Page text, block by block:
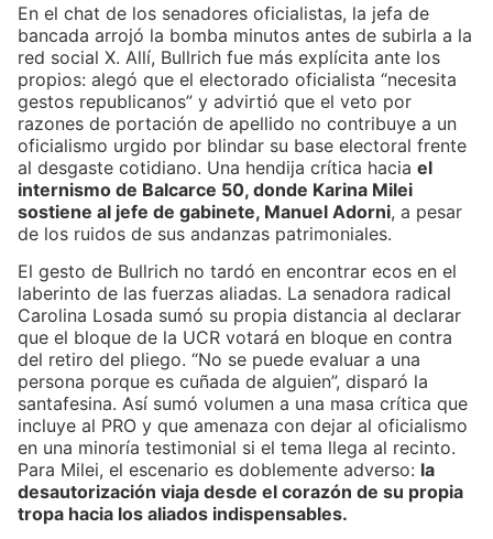
En el chat de los senadores oficialistas, la jefa de
bancada arrojó la bomba minutos antes de subirla a la
red social X. Allí, Bullrich fue más explícita ante los
propios: alegó que el electorado oficialista “necesita
gestos republicanos” y advirtió que el veto por
razones de portación de apellido no contribuye a un
oficialismo urgido por blindar su base electoral frente
al desgaste cotidiano. Una hendija crítica hacia el
internismo de Balcarce 50, donde Karina Milei
sostiene al jefe de gabinete, Manuel Adorni, a pesar
de los ruidos de sus andanzas patrimoniales.
El gesto de Bullrich no tardó en encontrar ecos en el
laberinto de las fuerzas aliadas. La senadora radical
Carolina Losada sumó su propia distancia al declarar
que el bloque de la UCR votará en bloque en contra
del retiro del pliego. “No se puede evaluar a una
persona porque es cuñada de alguien”, disparó la
santafesina. Así sumó volumen a una masa crítica que
incluye al PRO y que amenaza con dejar al oficialismo
en una minoría testimonial si el tema llega al recinto.
Para Milei, el escenario es doblemente adverso: la
desautorización viaja desde el corazón de su propia
tropa hacia los aliados indispensables.